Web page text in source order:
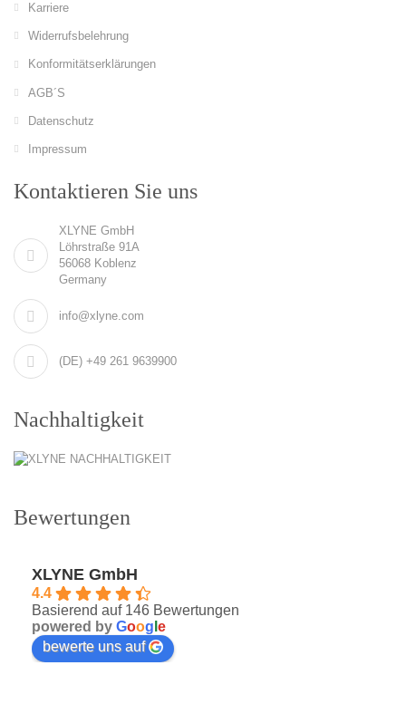
Karriere
Widerrufsbelehrung
Konformitätserklärungen
AGB´S
Datenschutz
Impressum
Kontaktieren Sie uns
XLYNE GmbH
Löhrstraße 91A
56068 Koblenz
Germany
info@xlyne.com
(DE) +49 261 9639900
Nachhaltigkeit
Bewertungen
XLYNE GmbH
4.4
Basierend auf 146 Bewertungen
powered by Goog e
bewerte uns auf